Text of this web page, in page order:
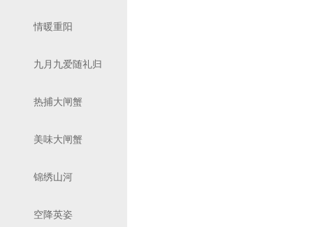
情暖重阳
九月九爱随礼归
热捕大闸蟹
美味大闸蟹
锦绣山河
空降英姿